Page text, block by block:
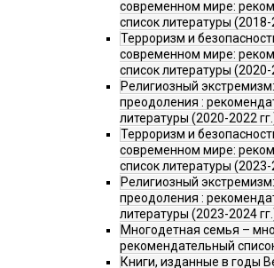
современном мире:
список литературы (2018-
Терроризм и
современном мире:
список литературы (2020-
Религиозный
преодоления :
литературы (2020-2022
Терроризм и
современном мире:
список литературы (2023-
Религиозный
преодоления :
литературы (2023-2024
Многодетная семья –
рекомендательный
Книги, изданные в годы